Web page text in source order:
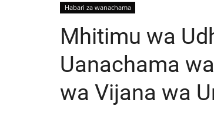
Habari za wanachama
Mhitimu wa
Uanachama
wa Vijana wa